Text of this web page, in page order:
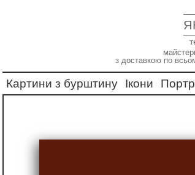
з доставкою по
Картини з бурштину Ікони